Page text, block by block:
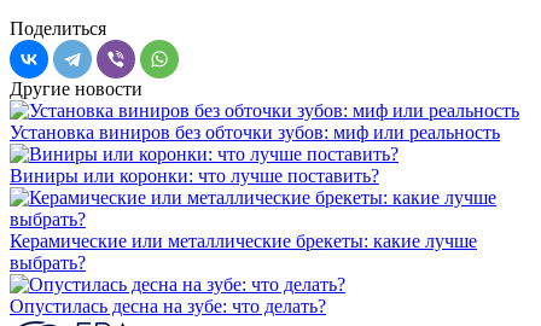
Поделиться
Другие новости
Установка виниров без обточки зубов: миф или реальность
Виниры или коронки: что лучше поставить?
Керамические или металлические брекеты: какие лучше
выбрать?
Опустилась десна на зубе: что делать?